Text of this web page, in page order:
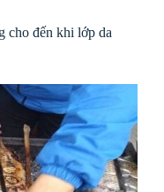
cho đến khi lớp da